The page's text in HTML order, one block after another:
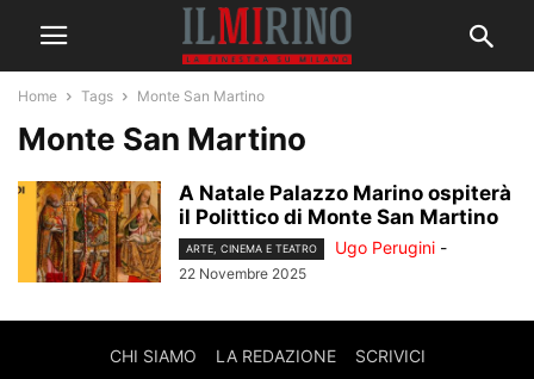
Home Tags Monte San Martino
Monte San Martino
A Natale Palazzo Marino ospiterà
il Polittico di Monte San Martino
ARTE, CINEMA E TEATRO Ugo Perugini -
22 Novembre 2025
CHI SIAMO LA REDAZIONE SCRIVICI